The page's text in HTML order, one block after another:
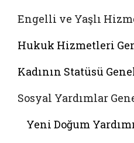
Engelli ve Yaşlı
Hukuk Hizmetleri
Kadının Statüsü
Sosyal Yardımlar
Yeni Doğum